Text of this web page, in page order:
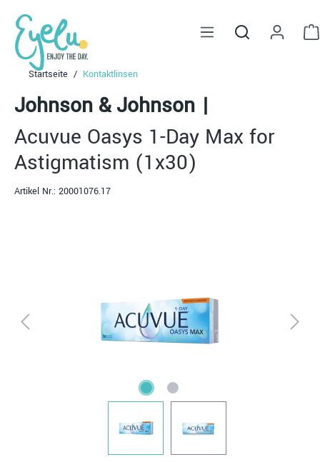
springen
Startseite Kontaktlinsen
Johnson & Johnson |
Acuvue Oasys 1-Day Max for
Astigmatism (1x30)
Artikel Nr.: 20001076.17